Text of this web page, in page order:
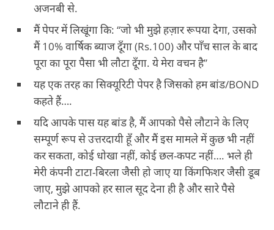
अजनबी से.
मैं पेपर में लिखूंगा कि: “जो भी मुझे हज़ार रूपया देगा, उसको
मैं 10% वार्षिक ब्याज दूँगा (Rs.100) और पाँच साल के बाद
पूरा का पूरा पैसा भी लौटा दूँगा. ये मेरा वचन है”
यह एक तरह का सिक्यूरिटी पेपर है जिसको हम बांड/BOND
कहते हैं….
यदि आपके पास यह बांड है, मैं आपको पैसे लौटाने के लिए
सम्पूर्ण रूप से उत्तरदायी हूँ और मैं इस मामले में कुछ भी नहीं
कर सकता, कोई धोखा नहीं, कोई छल-कपट नहीं…. भले ही
मेरी कंपनी टाटा-बिरला जैसी हो जाए या किंगफिशर जैसी डूब
जाए, मुझे आपको हर साल सूद देना ही है और सारे पैसे
लौटाने ही हैं.